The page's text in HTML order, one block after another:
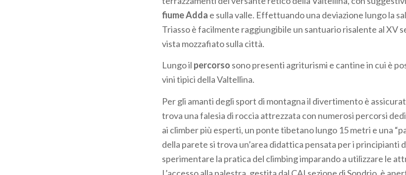
fiume Adda e sulla valle. Effettuando una deviazione lungo la
Triasso è facilmente raggiungibile un santuario risalente al XV
vista mozzafiato sulla città.
Lungo il percorso sono presenti agriturismi e cantine in cui è
vini tipici della Valtellina.
Per gli amanti degli sport di montagna il divertimento è
trova una falesia di roccia attrezzata con numerosi percorsi
ai climber più esperti, un ponte tibetano lungo 15 metri e una
della parete si trova un’area didattica pensata per i principianti
sperimentare la pratica del climbing imparando a utilizzare le
L’accesso alla palestra, gestita dal CAI sezione di Sondrio, è